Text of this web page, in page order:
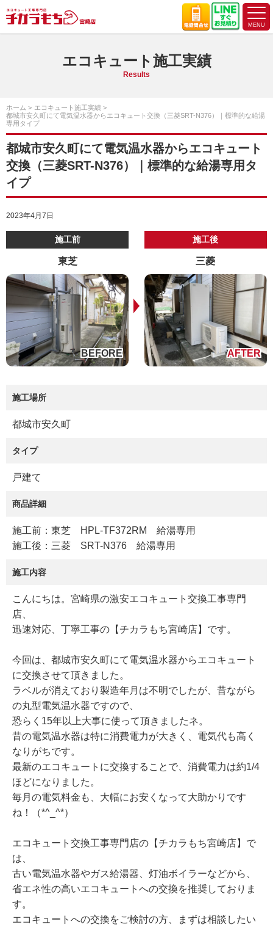
エコキュート施工実績
Results
ホーム
エコキュート施工実績
都城市安久町にて電気温水器からエコキュート交換（三菱SRT-N376）｜標準的な給湯
専用タイプ
都城市安久町にて電気温水器からエコキュート
交換（三菱SRT-N376）｜標準的な給湯専用タ
イプ
2023年4月7日
施工前
東芝
施工後
三菱
施工場所
都城市安久町
タイプ
戸建て
商品詳細
施工前：東芝 HPL-TF372RM 給湯専用
施工後：三菱 SRT-N376 給湯専用
施工内容
こんにちは。宮崎県の激安エコキュート交換工事専門
店、
迅速対応、丁寧工事の【チカラもち宮崎店】です。
今回は、都城市安久町にて電気温水器からエコキュート
に交換させて頂きました。
ラベルが消えており製造年月は不明でしたが、昔ながら
の丸型電気温水器ですので、
恐らく15年以上大事に使って頂きましたネ。
昔の電気温水器は特に消費電力が大きく、電気代も高く
なりがちです。
最新のエコキュートに交換することで、消費電力は約1/4
ほどになりました。
毎月の電気料金も、大幅にお安くなって大助かりです
ね！（*^_^*）
エコキュート交換工事専門店の【チカラもち宮崎店】で
は、
古い電気温水器やガス給湯器、灯油ボイラーなどから、
省エネ性の高いエコキュートへの交換を推奨しておりま
す。
エコキュートへの交換をご検討の方、まずは相談したい